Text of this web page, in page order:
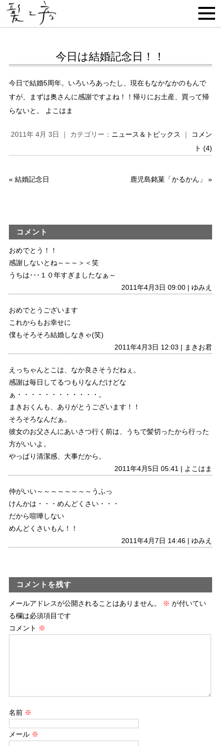
今日は結婚記念日！！
今日で結婚5周年。いろいろあったし、現在もなかなかのもんで
すが、まずは奥さんに感謝ですよね！！帰りにお土産、買って帰
らないと。 よこはま
2011年 4月 3日 ｜ カテゴリー： ニュース＆トピックス ｜
コメン
ト (4)
« 結婚記念日 鹿児島銘菓「かるかん」 »
コメント
おめでとう！！
感謝しないとね～～～＞＜笑
うちは･･･１０年すぎましたなぁ～
2011年4月3日 09:00 | ゆみえ
おめでとうございます
これからもお幸せに
僕もそろそろ結婚しなきゃ(笑)
2011年4月3日 12:03 | まきお君
えっちゃんとこは、なか良さそうだねぇ。
感謝は毎日してるつもりなんだけどな
ぁ・・・・・・・・・・・・。
まきおくんも、ありがとうございます！！
そろそろなんだぁ。
彼女のお父さんにあいさつ行く前は、うちで髪切ったから行った
方がいいよ。
やっぱり清潔感、大事だから。
2011年4月5日 05:41 | よこはま
仲がいい～～～～～～～～うふっ
けんかは・・・めんどくさい・・・
だから喧嘩しない
めんどくさいもん！！
2011年4月7日 14:46 | ゆみえ
コメントを残す
メールアドレスが公開されることはありません。 ※ が付いてい
る欄は必須項目です
コメント ※
名前 ※
メール ※